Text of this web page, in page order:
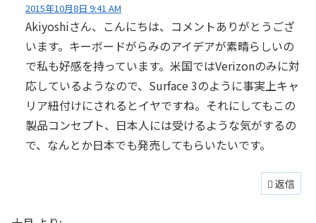
2015年10月8日 9:41 AM
Akiyoshiさん、こんにちは、コメントありがとうござ
います。キーボードがらみのアイデアが素晴らしいの
で私も好感を持っています。米国ではVerizonのみに対
応しているようなので、Surface 3のように事実上キャ
リア紐付けにされるとイヤですね。それにしてもこの
製品コンセプト、日本人には受けるような気がするの
で、なんとか日本でも発売してもらいたいです。
返信